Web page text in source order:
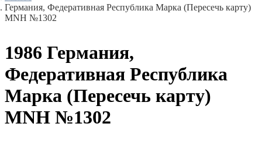
Германия, Федеративная Республика Марка (Пересечь карту)
MNH №1302
1986 Германия,
Федеративная Республика
Марка (Пересечь карту)
MNH №1302